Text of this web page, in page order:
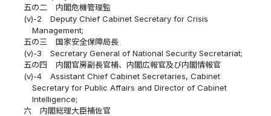
五の二
内閣危機管理監
(v)-2
Deputy Chief Cabinet Secretary for Crisis
Management;
五の三
国家安全保障局長
(v)-3
Secretary General of National Security Secretariat;
五の四
内閣官房副長官補、内閣広報官及び内閣情報官
(v)-4
Assistant Chief Cabinet Secretaries, Cabinet
Secretary for Public Affairs and Director of Cabinet
Intelligence;
六
内閣総理大臣補佐官